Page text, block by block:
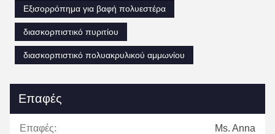
Εξισορρόπημα για βαφή πολυεστέρα
διασκορπιστικό πυριτίου
διασκορπιστικό πολυακρυλικού αμμωνίου
Επαφές
Επαφές: Ms. Anna